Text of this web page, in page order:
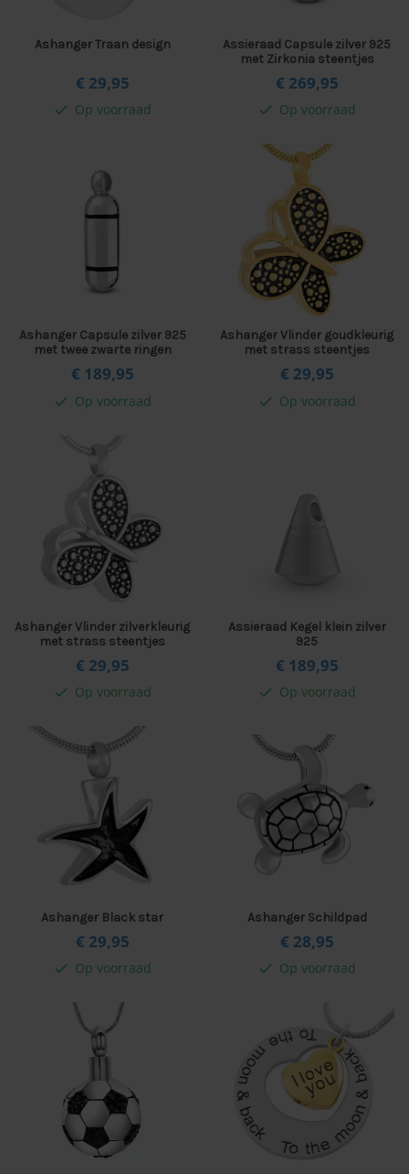
Ashanger Traan design
€ 29,95
check Op voorraad
Assieraad Capsule zilver 925
met Zirkonia steentjes
€ 269,95
check Op voorraad
Ashanger Capsule zilver 925
met twee zwarte ringen
€ 189,95
check Op voorraad
Ashanger Vlinder goudkleurig
met strass steentjes
€ 29,95
check Op voorraad
Ashanger Vlinder zilverkleurig
met strass steentjes
€ 29,95
check Op voorraad
Assieraad Kegel klein zilver
925
€ 189,95
check Op voorraad
Ashanger Black star
€ 29,95
check Op voorraad
Ashanger Schildpad
€ 28,95
check Op voorraad